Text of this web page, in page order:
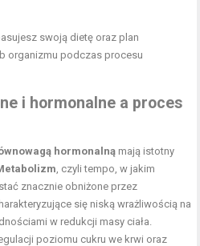
swoją dietę oraz plan
organizmu podczas procesu
i hormonalne a proces
hormonalną mają istotny
, czyli tempo, w jakim
znacznie obniżone przez
się niską wrażliwością na
w redukcji masy ciała.
poziomu cukru we krwi oraz